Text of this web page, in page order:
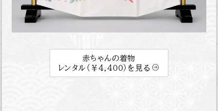
赤ちゃんの着物
レンタル（￥4,400）を見る